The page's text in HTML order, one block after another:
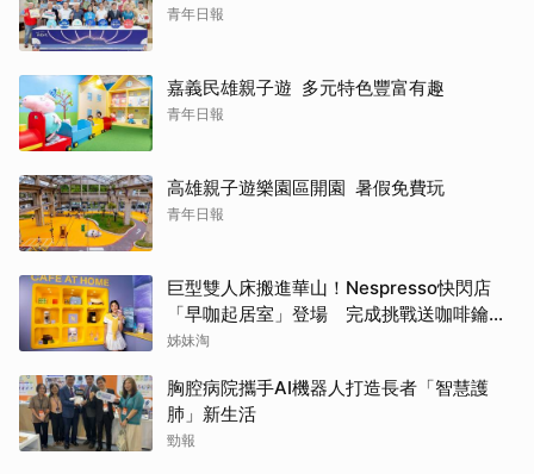
青年日報
嘉義民雄親子遊 多元特色豐富有趣
青年日報
高雄親子遊樂園區開園 暑假免費玩
青年日報
巨型雙人床搬進華山！Nespresso快閃店
「早咖起居室」登場 完成挑戰送咖啡鑰匙
圈
姊妹淘
胸腔病院攜手AI機器人打造長者「智慧護
肺」新生活
勁報